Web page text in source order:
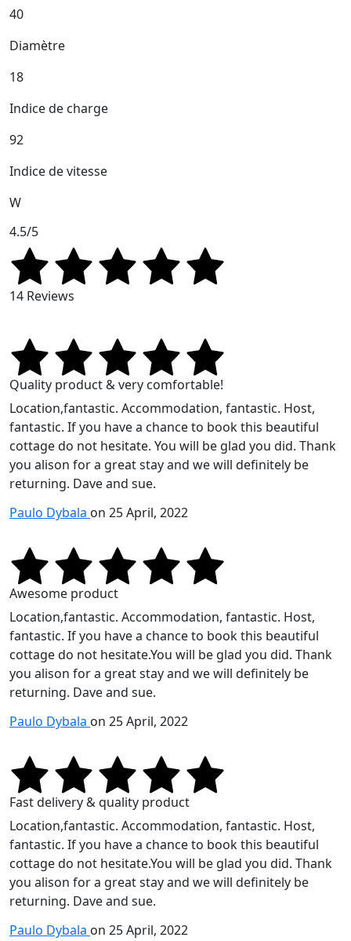
40
Diamètre
18
Indice de charge
92
Indice de vitesse
W
4.5/5
14 Reviews
Quality product & very comfortable!
Location,fantastic. Accommodation, fantastic. Host,
fantastic. If you have a chance to book this beautiful
cottage do not hesitate. You will be glad you did. Thank
you alison for a great stay and we will definitely be
returning. Dave and sue.
Paulo Dybala on 25 April, 2022
Awesome product
Location,fantastic. Accommodation, fantastic. Host,
fantastic. If you have a chance to book this beautiful
cottage do not hesitate.You will be glad you did. Thank
you alison for a great stay and we will definitely be
returning. Dave and sue.
Paulo Dybala on 25 April, 2022
Fast delivery & quality product
Location,fantastic. Accommodation, fantastic. Host,
fantastic. If you have a chance to book this beautiful
cottage do not hesitate.You will be glad you did. Thank
you alison for a great stay and we will definitely be
returning. Dave and sue.
Paulo Dybala on 25 April, 2022